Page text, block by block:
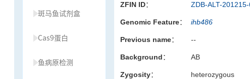
斑马鱼试剂盒
Cas9蛋白
鱼病原检测
ZFIN ID： ZDB-ALT-
Genomic Feature： ihb486
Previous name： --
Background： AB
Zygosity： heterozygous